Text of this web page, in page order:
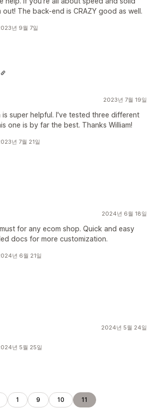
The back-end is CRAZY good as well.
년 9월 7일
2023년 7월 19일
is super helpful. I've tested three different
one is by far the best. Thanks William!
년 7월 21일
2024년 6월 18일
for any ecom shop. Quick and easy
docs for more customization.
년 6월 21일
2024년 5월 24일
년 5월 25일
1 9 10 11